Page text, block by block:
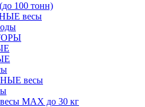
100 тонн)
весы
весы
MAX до 30 кг